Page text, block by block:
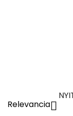
Relevancia